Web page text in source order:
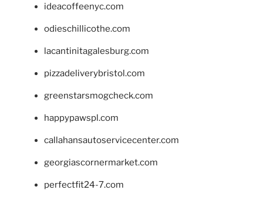
ideacoffeenyc.com
odieschillicothe.com
lacantinitagalesburg.com
pizzadeliverybristol.com
greenstarsmogcheck.com
happypawspl.com
callahansautoservicecenter.com
georgiascornermarket.com
perfectfit24-7.com